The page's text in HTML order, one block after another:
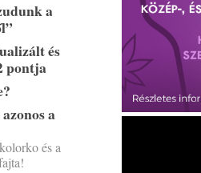
a
és
pontja
a
és a